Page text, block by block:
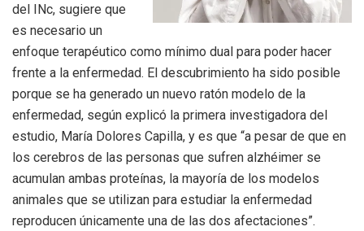
del INc, sugiere que
es necesario un
enfoque terapéutico como mínimo dual para poder hacer
frente a la enfermedad. El descubrimiento ha sido posible
porque se ha generado un nuevo ratón modelo de la
enfermedad, según explicó la primera investigadora del
estudio, María Dolores Capilla, y es que “a pesar de que en
los cerebros de las personas que sufren alzhéimer se
acumulan ambas proteínas, la mayoría de los modelos
animales que se utilizan para estudiar la enfermedad
reproducen únicamente una de las dos afectaciones”.